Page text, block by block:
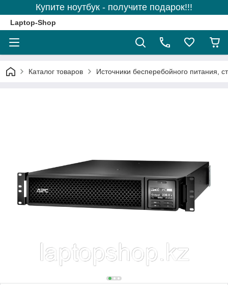
Купите ноутбук - получите подарок!!!
Laptop-Shop
Каталог товаров Источники бесперебойного питания,